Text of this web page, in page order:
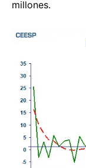
millones.